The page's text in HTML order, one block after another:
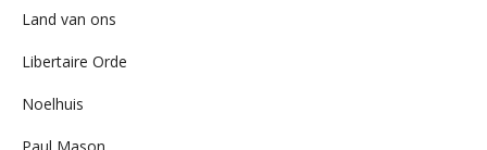
Land van ons
Libertaire Orde
Noelhuis